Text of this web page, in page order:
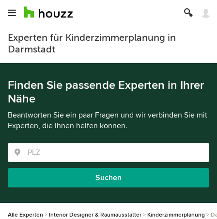
Experten für Kinderzimmerplanung in
Darmstadt
Finden Sie passende Experten in Ihrer
Nähe
Beantworten Sie ein paar Fragen und wir verbinden Sie mit
Experten, die Ihnen helfen können.
Suchen
Alle Experten Interior Designer & Raumausstatter Kinderzimmerplanung